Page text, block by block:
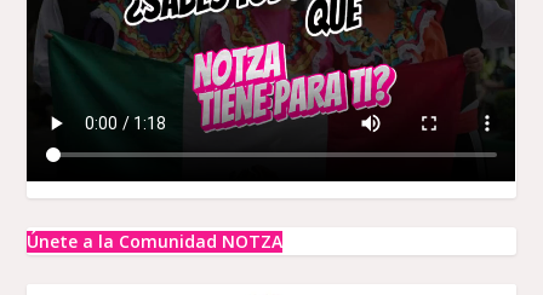
Únete a la Comunidad NOTZA